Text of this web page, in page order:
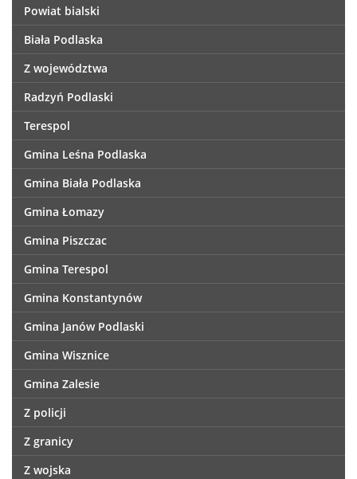
Powiat bialski
Biała Podlaska
Z województwa
Radzyń Podlaski
Terespol
Gmina Leśna Podlaska
Gmina Biała Podlaska
Gmina Łomazy
Gmina Piszczac
Gmina Terespol
Gmina Konstantynów
Gmina Janów Podlaski
Gmina Wisznice
Gmina Zalesie
Z policji
Z granicy
Z wojska